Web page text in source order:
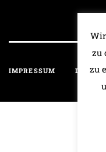
IMPRESSUM
zu
zu